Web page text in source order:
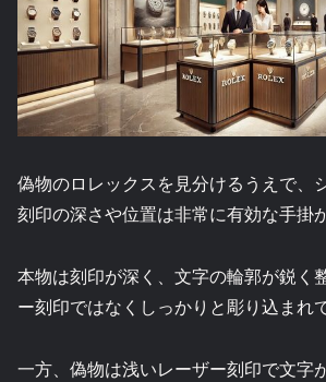
偽物のロレックスを見分けるうえで、
刻印の深さや位置は非常に有効な手掛
本物は刻印が深く、文字の輪郭が鋭く
ー刻印ではなくしっかりと彫り込まれ
一方、偽物は浅いレーザー刻印で文字